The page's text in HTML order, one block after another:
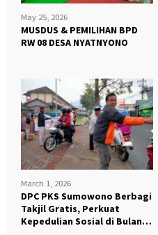
May 25, 2026
MUSDUS & PEMILIHAN BPD
RW 08 DESA NYATNYONO
March 1, 2026
DPC PKS Sumowono Berbagi
Takjil Gratis, Perkuat
Kepedulian Sosial di Bulan